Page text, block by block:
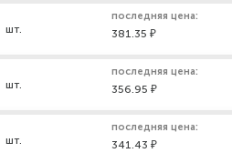
шт.
последняя цена:
381.35 ₽
шт.
последняя цена:
356.95 ₽
шт.
последняя цена:
341.43 ₽